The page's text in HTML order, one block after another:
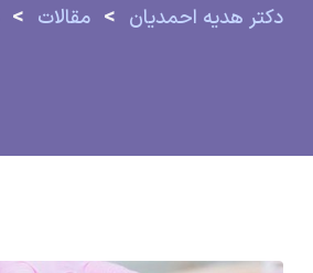
دکتر هدیه احمدیان > مقالات >